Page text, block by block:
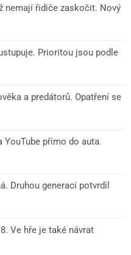
nemají řidiče zaskočit. Nový
Prioritou jsou podle
a predátorů. Opatření se
YouTube přímo do auta.
Druhou generaci potvrdil
Ve hře je také návrat